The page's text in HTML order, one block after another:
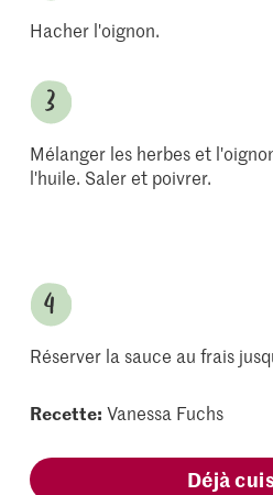
Hacher l'oignon.
Mélanger les herbes et
l'huile. Saler et poivrer.
Réserver la sauce au frais
Recette: Vanessa Fuchs
Déjà